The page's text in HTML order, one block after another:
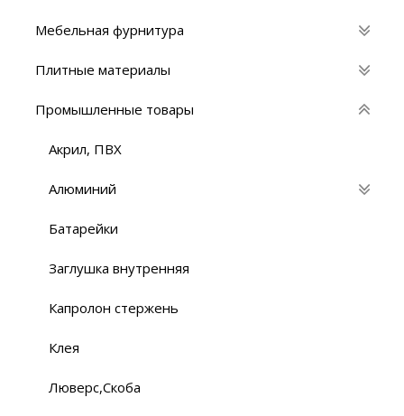
Мебельная фурнитура
Плитные материалы
Промышленные товары
Акрил, ПВХ
Алюминий
Батарейки
Заглушка внутренняя
Капролон стержень
Клея
Люверс,Скоба